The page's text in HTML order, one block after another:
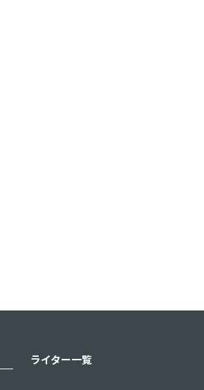
ライター一覧